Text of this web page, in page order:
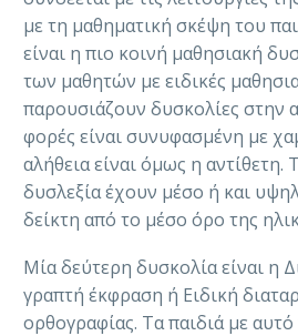
με τη μαθηματική σκέψη του
είναι η πιο κοινή μαθησιακή
των μαθητών με ειδικές
παρουσιάζουν δυσκολίες στην
φορές είναι συνυφασμένη με
αλήθεια είναι όμως η αντίθετη.
δυσλεξία έχουν μέσο ή και
δείκτη από το μέσο όρο της
Μία δεύτερη δυσκολία είναι η
γραπτή έκφραση ή Ειδική
ορθογραφίας. Τα παιδιά με